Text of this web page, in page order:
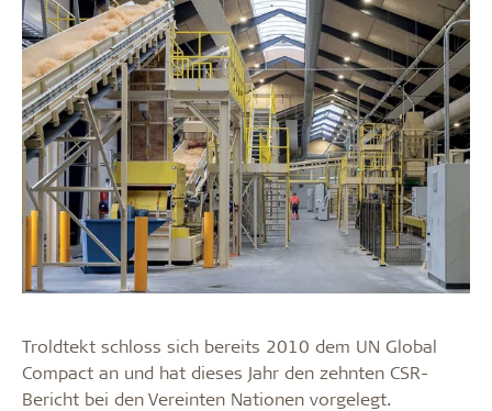
Troldtekt schloss sich bereits 2010 dem UN Global
Compact an und hat dieses Jahr den zehnten CSR-
Bericht bei den Vereinten Nationen vorgelegt.